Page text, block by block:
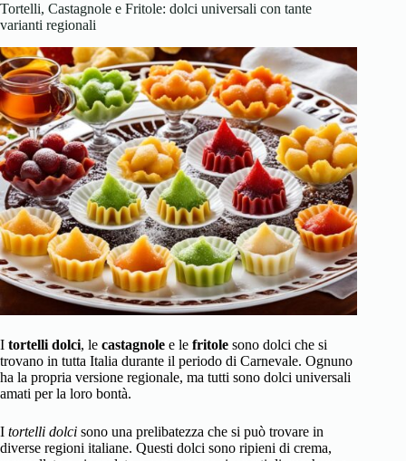
Tortelli, Castagnole e Fritole: dolci universali con tante
varianti regionali
I tortelli dolci, le castagnole e le fritole sono dolci che si
trovano in tutta Italia durante il periodo di Carnevale. Ognuno
ha la propria versione regionale, ma tutti sono dolci universali
amati per la loro bontà.
I tortelli dolci sono una prelibatezza che si può trovare in
diverse regioni italiane. Questi dolci sono ripieni di crema,